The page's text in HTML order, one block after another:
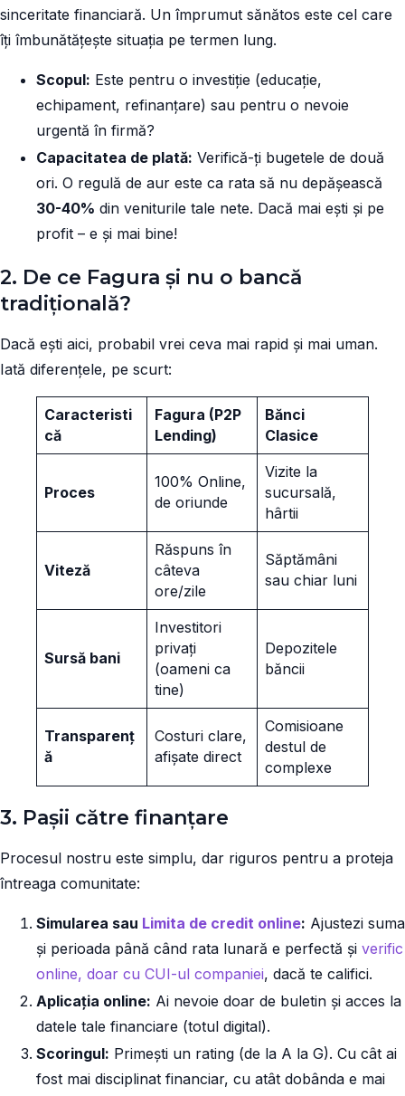
sinceritate financiară. Un împrumut sănătos este cel care
îți îmbunătățește situația pe termen lung.
Scopul: Este pentru o investiție (educație,
echipament, refinanțare) sau pentru o nevoie
urgentă în firmă?
Capacitatea de plată: Verifică-ți bugetele de două
ori. O regulă de aur este ca rata să nu depășească
30-40% din veniturile tale nete. Dacă mai ești și pe
profit – e și mai bine!
2. De ce Fagura și nu o bancă
tradițională?
Dacă ești aici, probabil vrei ceva mai rapid și mai uman.
Iată diferențele, pe scurt:
Caracteristi
că
Fagura (P2P
Lending)
Bănci
Clasice
Proces
100% Online,
de oriunde
Vizite la
sucursală,
hârtii
Viteză
Răspuns în
câteva
ore/zile
Săptămâni
sau chiar luni
Sursă bani
Investitori
privați
(oameni ca
tine)
Depozitele
băncii
Transparenț
ă
Costuri clare,
afișate direct
Comisioane
destul de
complexe
3. Pașii către finanțare
Procesul nostru este simplu, dar riguros pentru a proteja
întreaga comunitate:
Simularea sau Limita de credit online: Ajustezi suma
și perioada până când rata lunară e perfectă și verific
online, doar cu CUI-ul companiei, dacă te califici.
Aplicația online: Ai nevoie doar de buletin și acces la
datele tale financiare (totul digital).
Scoringul: Primești un rating (de la A la G). Cu cât ai
fost mai disciplinat financiar, cu atât dobânda e mai